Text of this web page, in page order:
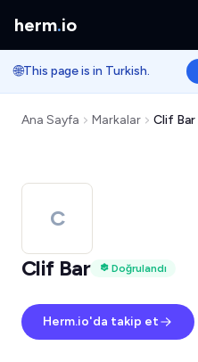
herm.io
🌐This page is in Turkish.
Ana Sayfa Markalar Clif Bar
C
Clif Bar
Doğrulandı
Herm.io'da takip et